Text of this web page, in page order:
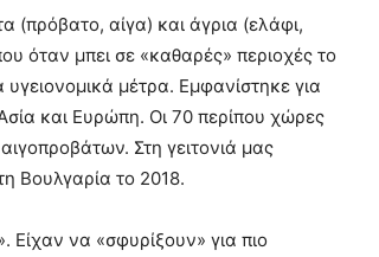
αίγα) και άγρια (ελάφι,
όταν μπει σε «καθαρές» περιοχές το
μέτρα. Εμφανίστηκε για
και Ευρώπη. Οι 70 περίπου χώρες
Στη γειτονιά μας
Βουλγαρία το 2018.
να «σφυρίξουν» για πιο